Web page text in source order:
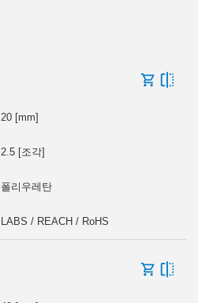
20 [mm]
2.5 [조각]
폴리우레탄
LABS / REACH / RoHS